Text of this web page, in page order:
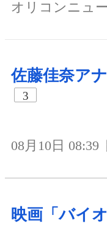
オリコンニュ
佐藤佳奈ア
3
08月10日 08:39
映画「バイ